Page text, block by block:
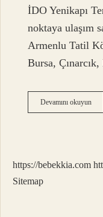
İDO Yenikapı
noktaya ulaşım
Armenlu Tatil
Bursa,
Devamını okuyun
https://bebekkia.com
Sitemap